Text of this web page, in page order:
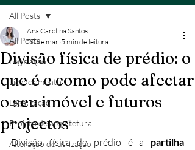
All Posts
Legislação
Licenciamento
Legalização
Projeto de arquitetura
Alteração de utilização
All Posts
Divisão física de prédio: o
que é e como pode afectar
o seu imóvel e futuros
projectos
Ana Carolina Santos
20 de mar. 5 min de leitura
Divisão física de prédio é a partilha